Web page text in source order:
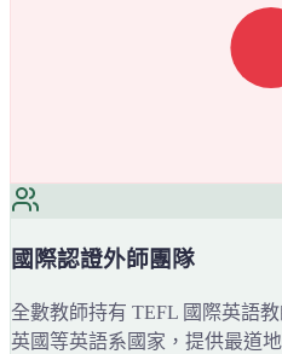
國際認證外師團隊
全數教師持有 TEFL 國際英語
英國等英語系國家，提供最道